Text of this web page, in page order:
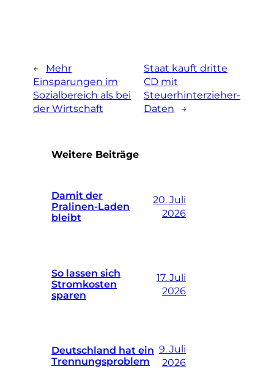
←
Mehr
Einsparungen im
Sozialbereich als bei
der Wirtschaft
Staat kauft dritte
CD mit
Steuerhinterzieher-
Daten
→
Weitere Beiträge
Damit der
Pralinen-Laden
bleibt
20. Juli
2026
So lassen sich
Stromkosten
sparen
17. Juli
2026
Deutschland hat ein
Trennungsproblem
9. Juli
2026